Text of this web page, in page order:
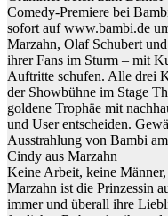
Comedy-Premiere bei
sofort auf www.bambi.de
Marzahn, Olaf Schubert
ihrer Fans im Sturm – mit
Auftritte schufen. Alle drei
der Showbühne im Stage
goldene Trophäe mit
und User entscheiden.
Ausstrahlung von Bambi
Cindy aus Marzahn
Keine Arbeit, keine
Marzahn ist die Prinzessin
immer und überall ihre